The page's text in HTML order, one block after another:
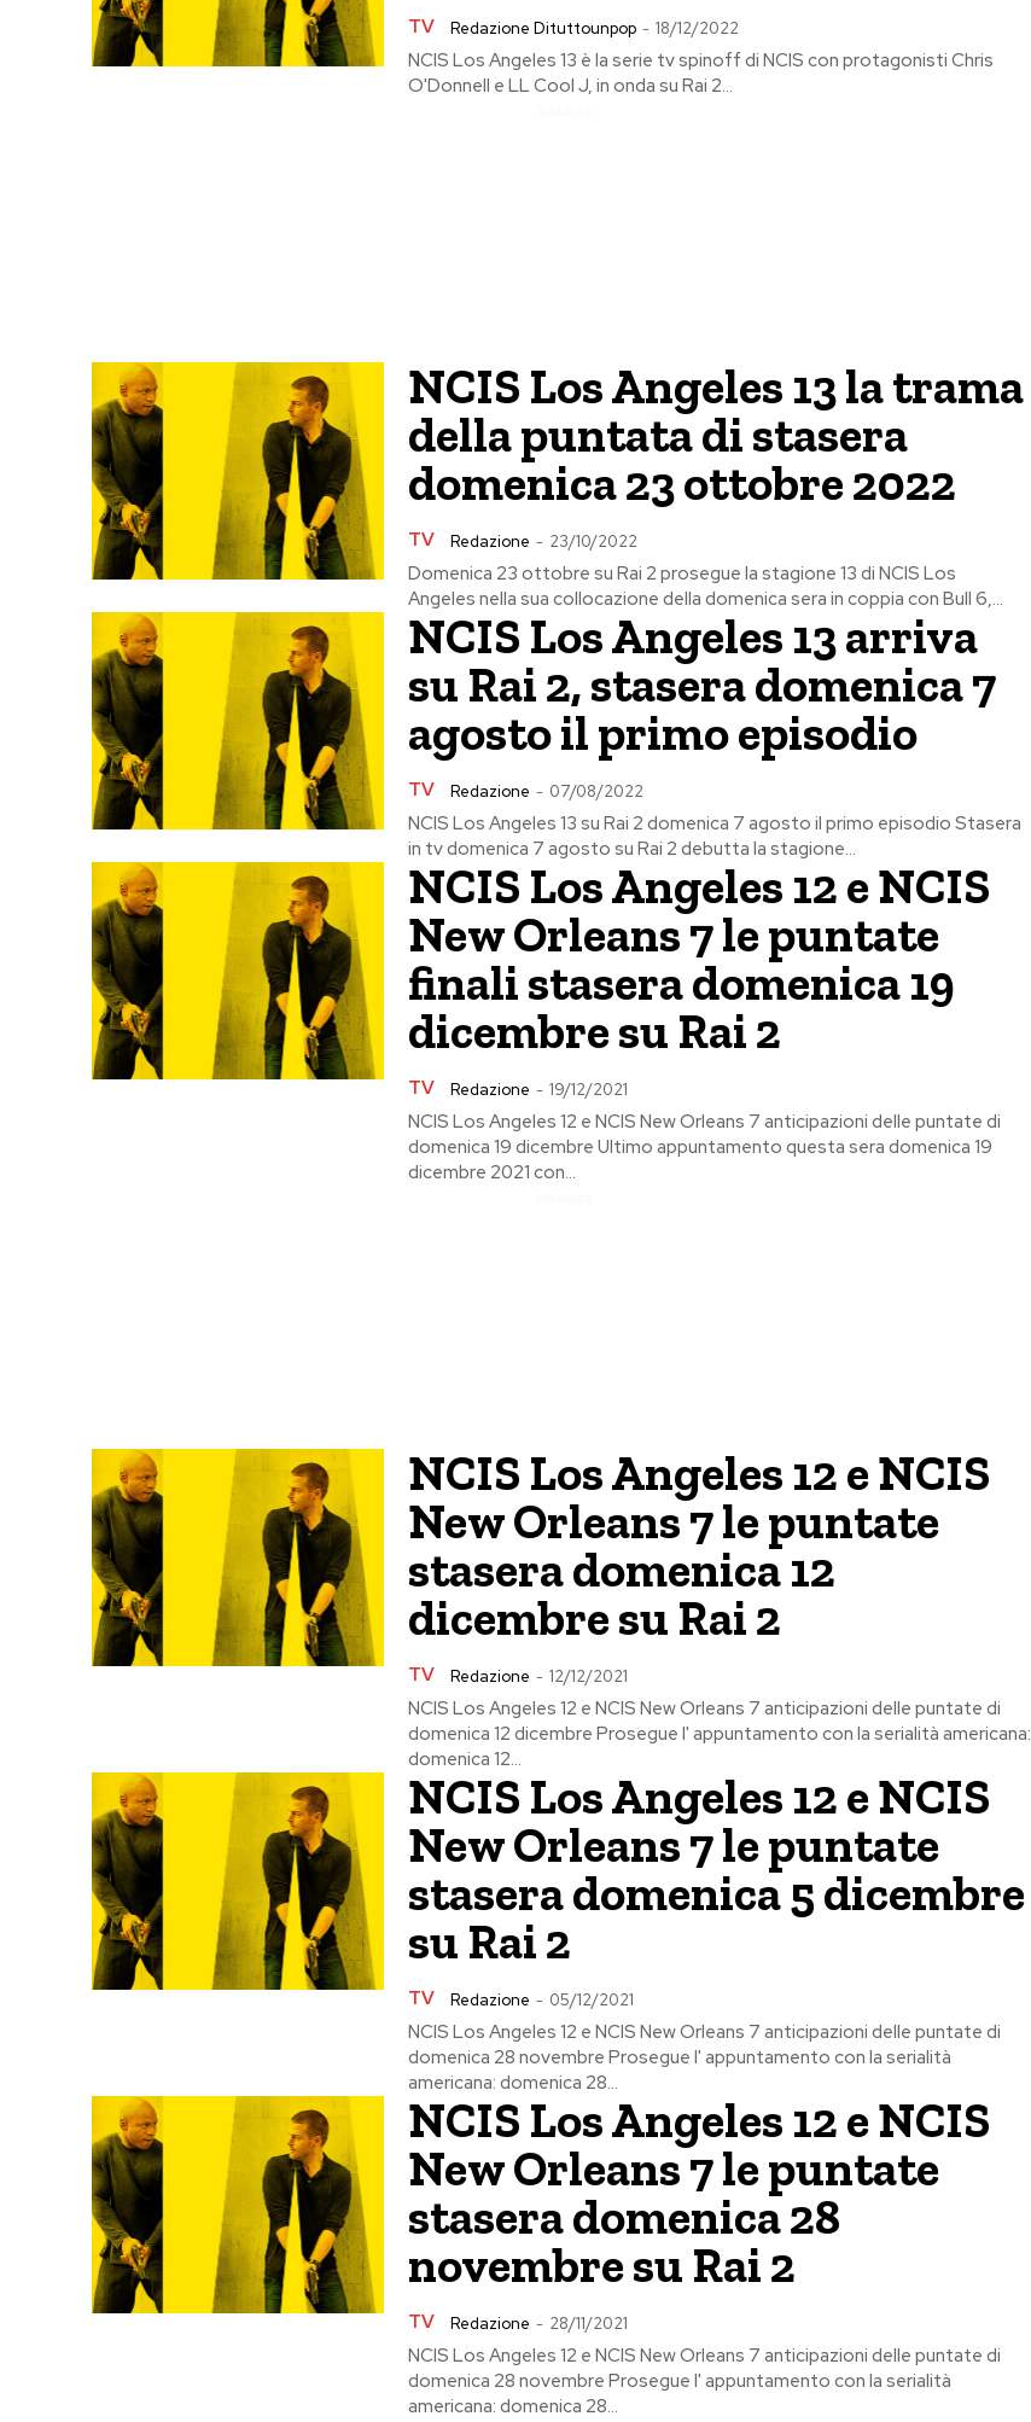
TV Redazione Dituttounpop - 18/12/2022
NCIS Los Angeles 13 è la serie tv spinoff di NCIS con protagonisti Chris
O'Donnell e LL Cool J, in onda su Rai 2...
NCIS Los Angeles 13 la trama
della puntata di stasera
domenica 23 ottobre 2022
TV Redazione - 23/10/2022
Domenica 23 ottobre su Rai 2 prosegue la stagione 13 di NCIS Los
Angeles nella sua collocazione della domenica sera in coppia con Bull 6,...
NCIS Los Angeles 13 arriva
su Rai 2, stasera domenica 7
agosto il primo episodio
TV Redazione - 07/08/2022
NCIS Los Angeles 13 su Rai 2 domenica 7 agosto il primo episodio Stasera
in tv domenica 7 agosto su Rai 2 debutta la stagione...
NCIS Los Angeles 12 e NCIS
New Orleans 7 le puntate
finali stasera domenica 19
dicembre su Rai 2
TV Redazione - 19/12/2021
NCIS Los Angeles 12 e NCIS New Orleans 7 anticipazioni delle puntate di
domenica 19 dicembre Ultimo appuntamento questa sera domenica 19
dicembre 2021 con...
NCIS Los Angeles 12 e NCIS
New Orleans 7 le puntate
stasera domenica 12
dicembre su Rai 2
TV Redazione - 12/12/2021
NCIS Los Angeles 12 e NCIS New Orleans 7 anticipazioni delle puntate di
domenica 12 dicembre Prosegue l' appuntamento con la serialità americana:
domenica 12...
NCIS Los Angeles 12 e NCIS
New Orleans 7 le puntate
stasera domenica 5 dicembre
su Rai 2
TV Redazione - 05/12/2021
NCIS Los Angeles 12 e NCIS New Orleans 7 anticipazioni delle puntate di
domenica 28 novembre Prosegue l' appuntamento con la serialità
americana: domenica 28...
NCIS Los Angeles 12 e NCIS
New Orleans 7 le puntate
stasera domenica 28
novembre su Rai 2
TV Redazione - 28/11/2021
NCIS Los Angeles 12 e NCIS New Orleans 7 anticipazioni delle puntate di
domenica 28 novembre Prosegue l' appuntamento con la serialità
americana: domenica 28...